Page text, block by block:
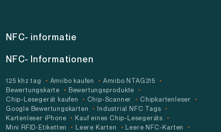
NFC- informatie
NFC- Informationen
125 khz tag Amiibo kaufen
Amiibo NTAG215
Bewertungskarte
Bewertungsprodukte
Chip-Lesegerät kaufen
Chip-Scanner
Chipkartenleser
Google Bewertungskarten
Industrial NFC Tags
Kartenleser iPhone
Kauf eines Chip-Lesegeräts
Mini RFID-Etiketten
Leere Karten
Leere NFC-Karten